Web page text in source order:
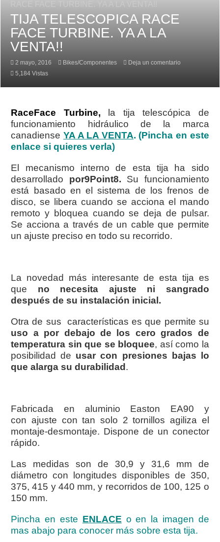
TIJA TELESCOPICA RACE
FACE TURBINE. YA A LA
VENTA!!
2 mayo, 2016 Bikes/Componentes
Deja un comentario
5,184 Vistas
RaceFace Turbine, la tija telescópica de
funcionamiento hidráulico de la marca
canadiense YA A LA VENTA. (Pincha en este
enlace si quieres verla)
El mecanismo interno de esta tija ha sido
desarrollado por9Point8. Su funcionamiento
está basado en el sistema de los frenos de
disco, se libera cuando se acciona el mando
remoto y bloquea cuando se deja de pulsar.
Se acciona a través de un cable que permite
un ajuste preciso en todo su recorrido.
La novedad más interesante de esta tija es
que no necesita ajuste ni sangrado
después de su instalación inicial.
Otra de sus características es que permite su
uso a por debajo de los cero grados de
temperatura sin que se bloquee, así como la
posibilidad de usar con presiones bajas lo
que alarga su durabilidad.
Fabricada en aluminio Easton EA90 y
con ajuste con tan solo 2 tornillos agiliza el
montaje-desmontaje. Dispone de un conector
rápido.
Las medidas son de 30,9 y 31,6 mm de
diámetro con longitudes disponibles de 350,
375, 415 y 440 mm, y recorridos de 100, 125 o
150 mm.
Pincha en este ENLACE o en la imagen de
mas abajo para conocer más sobre esta tija.